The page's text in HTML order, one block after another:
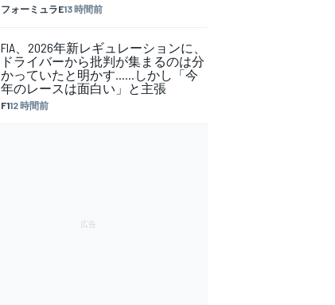
フォーミュラE13 時間前
F112 時間前
FIA、2026年新レギュレーションに、
ドライバーから批判が集まるのは分
かっていたと明かす……しかし「今
年のレースは面白い」と主張